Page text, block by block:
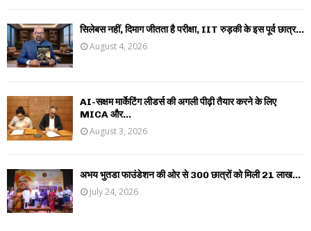
सिलेबस नहीं, दिमाग जीतता है परीक्षा, IIT रुड़की के इस पूर्व छात्र...
August 4, 2026
AI-सक्षम मार्केटिंग लीडर्स की अगली पीढ़ी तैयार करने के लिए
MICA और...
August 3, 2026
अभय भुतडा फाउंडेशन की ओर से 300 छात्रों को मिली 21 लाख...
July 24, 2026